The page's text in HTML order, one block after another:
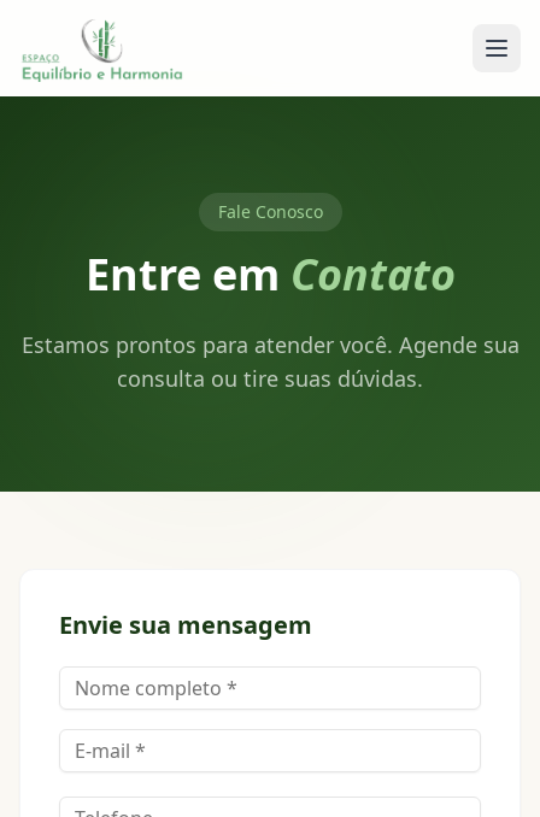
Fale Conosco
Entre em Contato
Estamos prontos para atender você. Agende sua
consulta ou tire suas dúvidas.
Envie sua mensagem